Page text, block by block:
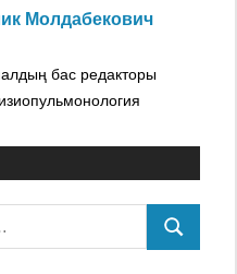
Молдабекович
бас редакторы